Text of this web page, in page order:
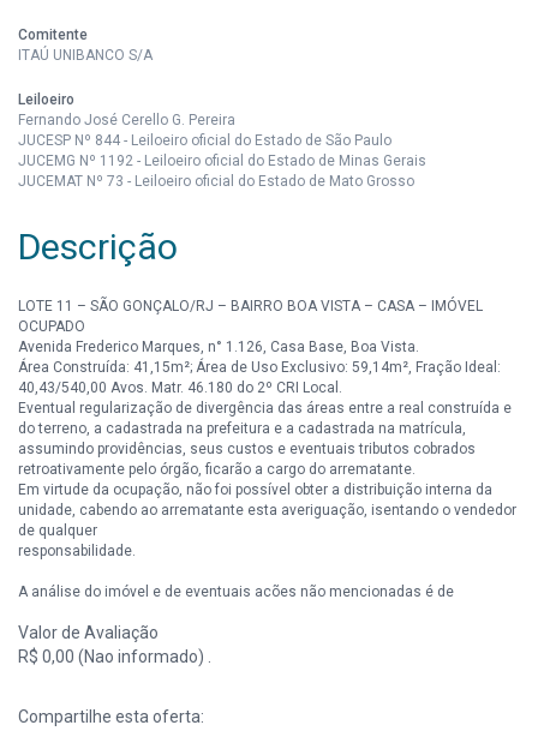
Comitente
ITAÚ UNIBANCO S/A
Leiloeiro
Fernando José Cerello G. Pereira
JUCESP Nº 844 - Leiloeiro oficial do Estado de São Paulo
JUCEMG Nº 1192 - Leiloeiro oficial do Estado de Minas Gerais
JUCEMAT Nº 73 - Leiloeiro oficial do Estado de Mato Grosso
Descrição
LOTE 11 – SÃO GONÇALO/RJ – BAIRRO BOA VISTA – CASA – IMÓVEL
OCUPADO
Avenida Frederico Marques, n° 1.126, Casa Base, Boa Vista.
Área Construída: 41,15m²; Área de Uso Exclusivo: 59,14m², Fração Ideal:
40,43/540,00 Avos. Matr. 46.180 do 2º CRI Local.
Eventual regularização de divergência das áreas entre a real construída e
do terreno, a cadastrada na prefeitura e a cadastrada na matrícula,
assumindo providências, seus custos e eventuais tributos cobrados
retroativamente pelo órgão, ficarão a cargo do arrematante.
Em virtude da ocupação, não foi possível obter a distribuição interna da
unidade, cabendo ao arrematante esta averiguação, isentando o vendedor
de qualquer
responsabilidade.
A análise do imóvel e de eventuais ações não mencionadas é de
IPTU (exceto área maior) e Condomínio, serão quitados pelo Vendedor até
a data do leilão.
Valor de Avaliação
R$ 0,00 (Nao informado) .
Compartilhe esta oferta: